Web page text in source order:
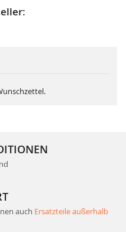
auch Ersatzteile außerhalb